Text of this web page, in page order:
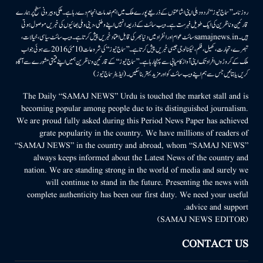
روزنامہ ’’سماج نیوز‘‘ اُردو دہلی اپنی اشاعتوں کے ذریعے پورے ملک میں اہم خدمات انجام دے رہا ہے۔ ملکی وبیرونی سطح پر ہمارے
قارئین وناظرین کی ایک طویل فہرست ہے۔ ویب سائٹ کے ذریعہ انہیں اپنے وطنی، دینی وملی بھائیوں کی خبریں موصول ہوتی
ہیں۔samajnews.inسائٹ عوام اور انفراد میں دنیا بھر کی قابل اعتماد خبریں پیش کرتا ہے۔ ویب سائٹ سیاسی، خیالات،
تبصرے، تجارت، کھیل، فلم، ٹیکنالوجی جیسی خبریں پیش کرتا ہے۔ ’’سماج نیوز‘‘ کی شروعات 10مئی 2016 سے ہوئی جو اب
ملک کے کروڑوں افراد تک اپنی آواز کامیابی سے پہنچا رہا ہے۔ ’’سماج نیوز‘‘ کے قارئین وناظرین ہمیں اپنے قیمتی مشورے سے آگاہ
کریں یا بتائیں جس سے ہم اپنے ویب سائٹ کو اور مزید بہتر بناسکیں۔ (ایڈیٹر سماج نیوز)
The Daily “SAMAJ NEWS” Urdu is touched the market stall and is
becoming popular among people due to its distinguished journalism.
We are proud fully asked during this Period News Paper has achieved
grate popularity in the country. We have millions of readers of
“SAMAJ NEWS” in the country and abroad, whom “SAMAJ NEWS”
always keeps informed about the Latest News of the country and
nation. We are standing strong in the world of media and surely we
will continue to stand in the future. Presenting the news with
complete authenticity has been our first duty. We need your useful
advice and support.
(SAMAJ NEWS EDITOR)
CONTACT US